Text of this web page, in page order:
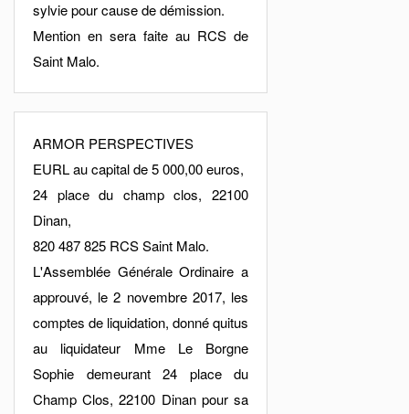
sylvie pour cause de démission.
Mention en sera faite au RCS de
Saint Malo.
ARMOR PERSPECTIVES
EURL au capital de 5 000,00 euros,
24 place du champ clos, 22100
Dinan,
820 487 825 RCS Saint Malo.
L'Assemblée Générale Ordinaire a
approuvé, le 2 novembre 2017, les
comptes de liquidation, donné quitus
au liquidateur Mme Le Borgne
Sophie demeurant 24 place du
Champ Clos, 22100 Dinan pour sa